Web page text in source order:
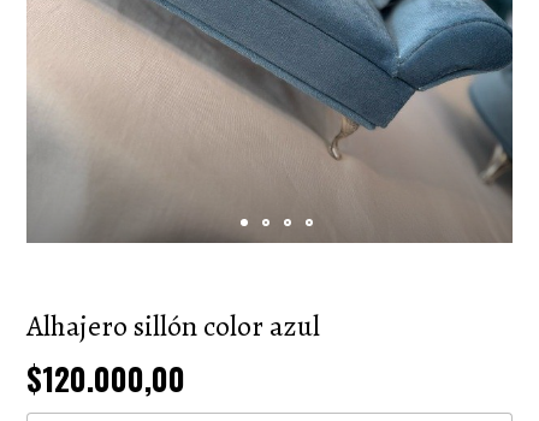
Alhajero sillón color azul
$120.000,00